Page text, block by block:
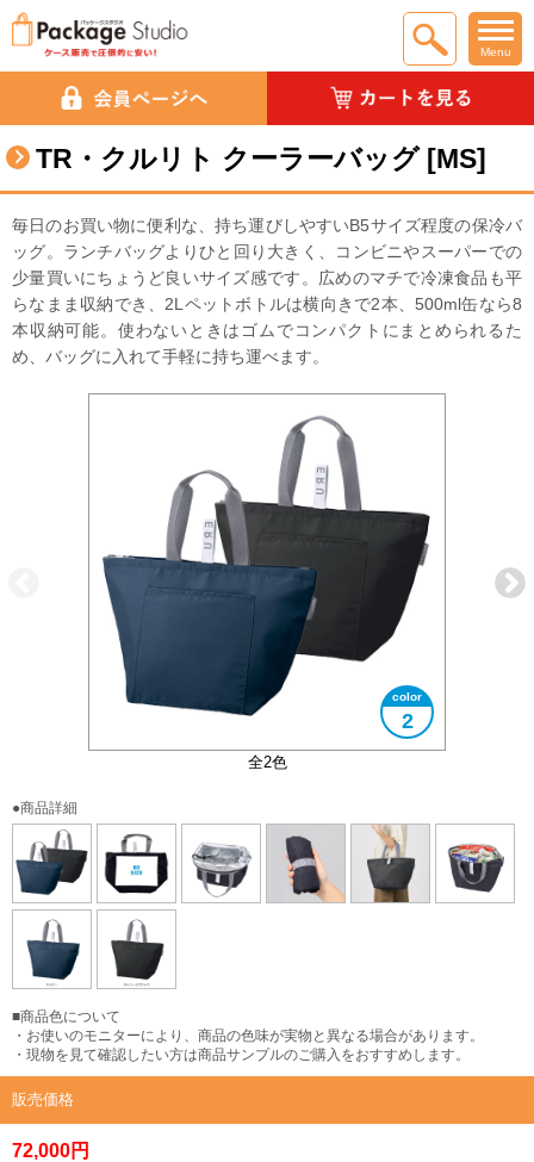
Menu
TR・クルリト クーラーバッグ [MS]
毎日のお買い物に便利な、持ち運びしやすいB5サイズ程度の保冷バ
ッグ。ランチバッグよりひと回り大きく、コンビニやスーパーでの
少量買いにちょうど良いサイズ感です。 広めのマチで冷凍食品も平
らなまま収納でき、2Lペットボトルは横向きで2本、500ml缶なら8
本収納可能。使わないときはゴムでコンパクトにまとめられるた
め、バッグに入れて手軽に持ち運べます。
全2色
2
B5サイズ
内側アルミコーティング生地
コンパクトにまとまります
大きさイメージ
使用イメージ
●商品詳細
■商品色について
・お使いのモニターにより、商品の色味が実物と異なる場合があります。
・現物を見て確認したい方は商品サンプルのご購入をおすすめします。
販売価格
72,000円